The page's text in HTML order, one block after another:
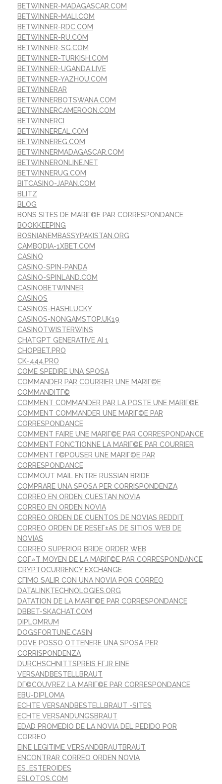
BETWINNER-MADAGASCAR.COM
BETWINNER-MALI.COM
BETWINNER-RDC.COM
BETWINNER-RU.COM
BETWINNER-SG.COM
BETWINNER-TURKISH.COM
BETWINNER-UGANDA.LIVE
BETWINNER-YAZHOU.COM
BETWINNERAR
BETWINNERBOTSWANA.COM
BETWINNERCAMEROON.COM
BETWINNERCI
BETWINNEREAL.COM
BETWINNEREG.COM
BETWINNERMADAGASCAR.COM
BETWINNERONLINE.NET
BETWINNERUG.COM
BITCASINO-JAPAN.COM
BLITZ
BLOG
BONS SITES DE MARIГ©E PAR CORRESPONDANCE
BOOKKEEPING
BOSNIANEMBASSYPAKISTAN.ORG
CAMBODIA-1XBET.COM
CASINO
CASINO-SPIN-PANDA
CASINO-SPINLAND.COM
CASINOBETWINNER
CASINOS
CASINOS-HASHLUCKY
CASINOS-NONGAMSTOP.UK19
CASINOTWISTERWINS
CHATGPT GENERATIVE AI 1
CHOPBET.PRO
CK-444.PRO
COME SPEDIRE UNA SPOSA
COMMANDER PAR COURRIER UNE MARIГ©E
COMMANDITГ©
COMMENT COMMANDER PAR LA POSTE UNE MARIГ©E
COMMENT COMMANDER UNE MARIГ©E PAR
CORRESPONDANCE
COMMENT FAIRE UNE MARIГ©E PAR CORRESPONDANCE
COMMENT FONCTIONNE LA MARIГ©E PAR COURRIER
COMMENT Г©POUSER UNE MARIГ©E PAR
CORRESPONDANCE
COMMOUT MAIL ENTRE RUSSIAN BRIDE
COMPRARE UNA SPOSA PER CORRISPONDENZA
CORREO EN ORDEN CUESTAN NOVIA
CORREO EN ORDEN NOVIA
CORREO ORDEN DE CUENTOS DE NOVIAS REDDIT
CORREO ORDEN DE RESEГ±AS DE SITIOS WEB DE
NOVIAS
CORREO SUPERIOR BRIDE ORDER WEB
COГ»T MOYEN DE LA MARIГ©E PAR CORRESPONDANCE
CRYPTOCURRENCY EXCHANGE
CГІMO SALIR CON UNA NOVIA POR CORREO
DATALINKTECHNOLOGIES.ORG
DATATION DE LA MARIГ©E PAR CORRESPONDANCE
DBBET-SKACHAT.COM
DIPLOMRUM
DOGSFORTUNE.CASIN
DOVE POSSO OTTENERE UNA SPOSA PER
CORRISPONDENZA
DURCHSCHNITTSPREIS FГЈR EINE
VERSANDBESTELLBRAUT
DГ©COUVREZ LA MARIГ©E PAR CORRESPONDANCE
EBU-DIPLOMA
ECHTE VERSANDBESTELLBRAUT -SITES
ECHTE VERSANDUNGSBRAUT
EDAD PROMEDIO DE LA NOVIA DEL PEDIDO POR
CORREO
EINE LEGITIME VERSANDBRAUTBRAUT
ENCONTRAR CORREO ORDEN NOVIA
ES_ESTEROIDES
ESLOTOS.COM